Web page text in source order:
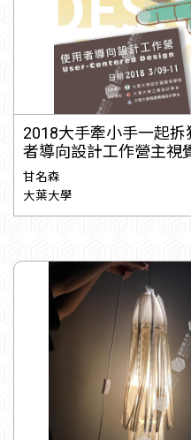
2018大手牽小手一起拆
者導向設計工作營主視
甘名森
大葉大學